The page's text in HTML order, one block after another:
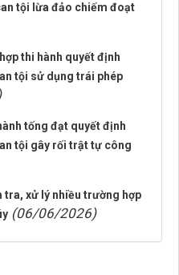
tội lừa đảo chiếm đoạt
thi hành quyết định
tội sử dụng trái phép
tống đạt quyết định
tội gây rối trật tự công
tra, xử lý nhiều trường hợp
(06/06/2026)